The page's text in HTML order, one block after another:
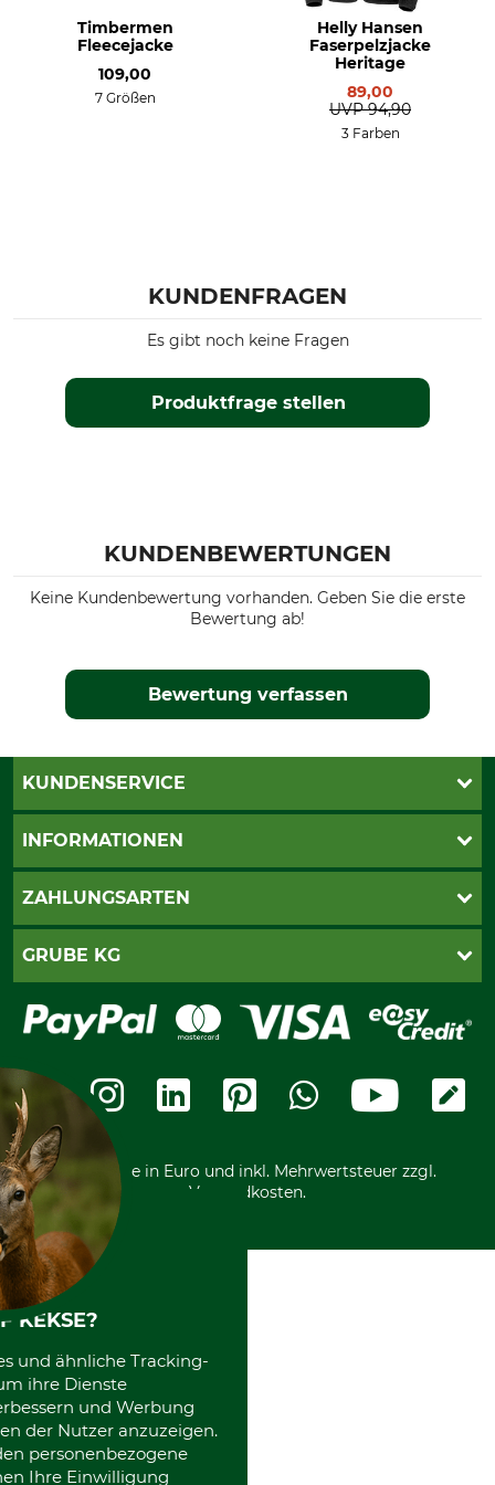
Timbermen
Fleecejacke
109,00
7 Größen
Helly Hansen
Faserpelzjacke
Heritage
89,00
UVP 94,90
3 Farben
KUNDENFRAGEN
Produktfrage stellen
Es gibt noch keine Fragen
KUNDENBEWERTUNGEN
Keine Kundenbewertung vorhanden. Geben Sie die erste
Bewertung ab!
Bewertung verfassen
KUNDENSERVICE
Live-Shopping
Seilwindenprüfung
Cookie-Einstellungen
INFORMATIONEN
AGB
Bestellung widerrufen
Widerrufsformular
Kostenloser Rückversand
Nachhaltigkeit
Entsorgung und Umwelt
Datenschutz Print
ZAHLUNGSARTEN
PayPal
Bankeinzug
Ratenkauf
Vorkasse
GRUBE KG
Leitbild
Karriere
Ladengeschäft
Motorgeräteshop
Über uns
Community
International
Kooperationen
Alle Preise in Euro und inkl. Mehrwertsteuer zzgl.
Versandkosten.
KEKSE?
und ähnliche Tracking-
ihre Dienste
und Werbung
der Nutzer anzuzeigen.
personenbezogene
Ihre Einwilligung